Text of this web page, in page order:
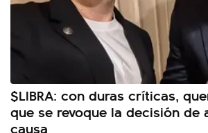
$LIBRA: con duras críticas,
que se revoque la decisión de
causa